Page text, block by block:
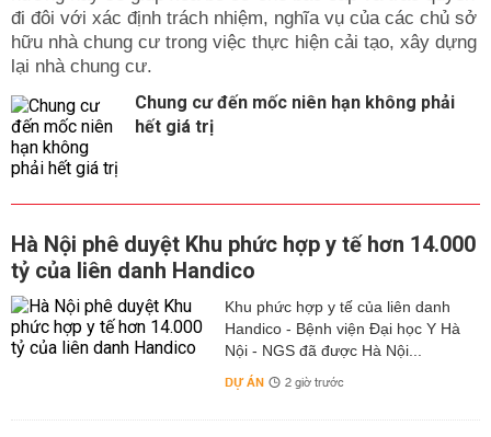
đi đôi với xác định trách nhiệm, nghĩa vụ của các chủ sở
hữu nhà chung cư trong việc thực hiện cải tạo, xây dựng
lại nhà chung cư.
Chung cư đến mốc niên hạn không phải
hết giá trị
Hà Nội phê duyệt Khu phức hợp y tế hơn 14.000
tỷ của liên danh Handico
Khu phức hợp y tế của liên danh
Handico - Bệnh viện Đại học Y Hà
Nội - NGS đã được Hà Nội...
DỰ ÁN 2 giờ trước